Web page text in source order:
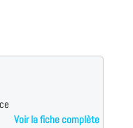
Voir la fiche complète